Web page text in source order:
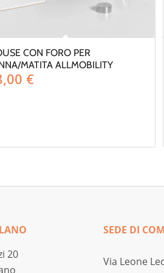
CON FORO PER
MATITA ALLMOBILITY
€
20
SEDE DI
Via Leone